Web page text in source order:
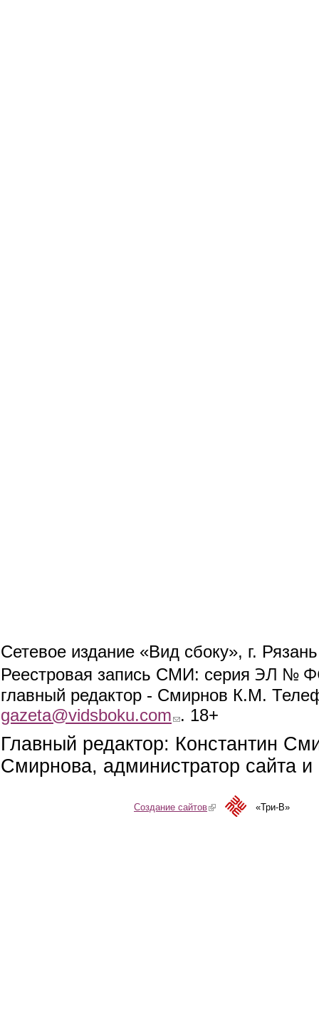
Сетевое издание «Вид сбоку», г.
Реестровая запись СМИ: серия ЭЛ №
главный редактор - Смирнов К.М.
gazeta@vidsboku.com (link sends e-mail)
. 18+
Главный редактор: Константин
Смирнова, администратор сайта
Создание сайтов(link is external)«Три-В»